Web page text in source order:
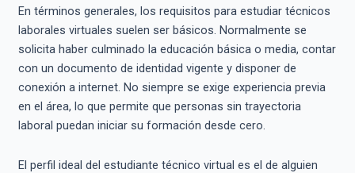
En términos generales, los requisitos para estudiar técnicos
laborales virtuales suelen ser básicos. Normalmente se
solicita haber culminado la educación básica o media, contar
con un documento de identidad vigente y disponer de
conexión a internet. No siempre se exige experiencia previa
en el área, lo que permite que personas sin trayectoria
laboral puedan iniciar su formación desde cero.
El perfil ideal del estudiante técnico virtual es el de alguien